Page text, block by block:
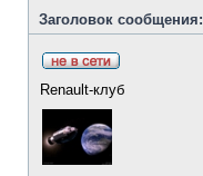
Заголовок сообщения:
Renault-клуб